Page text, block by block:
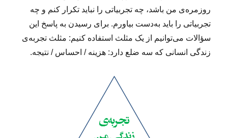
روزمره‌ی من باشد، چه تجربیاتی را نباید تکرار کنم و چه
تجربیاتی را باید به‌دست بیاورم. برای رسیدن به پاسخ این
سؤالات می‌توانیم از یک مثلث استفاده ‌کنیم: مثلث تجربه‌ی
زندگی انسانی که سه ضلع دارد: هزینه / احساس / نتیجه.